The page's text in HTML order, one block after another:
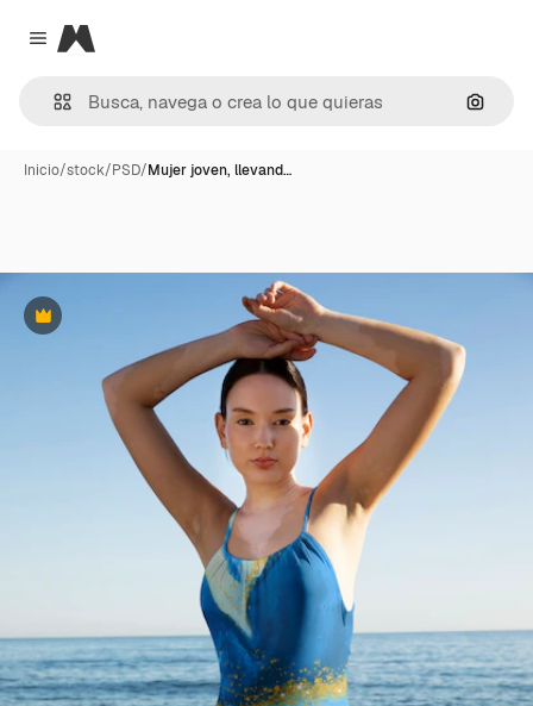
Close menu
Magnific
Inicio/stock/PSD/Mujer joven, llevand…
Premium